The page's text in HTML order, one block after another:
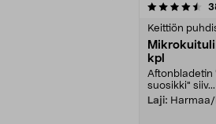
Keittiön
kpl
Aftonbladetin
suosikki" siiv...
Laji: